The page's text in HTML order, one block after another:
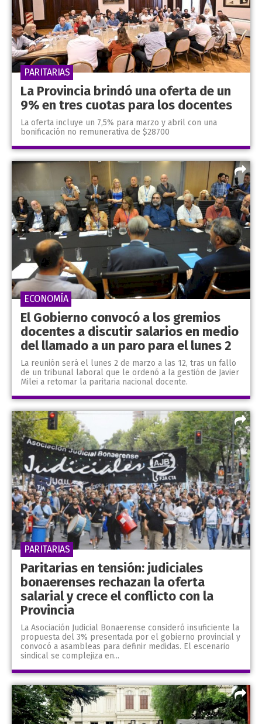
La Provincia brindó una oferta de un
9% en tres cuotas para los docentes
La oferta incluye un 7,5% para marzo y abril con una
bonificación no remunerativa de $28700
PARITARIAS
El Gobierno convocó a los gremios
docentes a discutir salarios en medio
del llamado a un paro para el lunes 2
La reunión será el lunes 2 de marzo a las 12, tras un fallo
de un tribunal laboral que le ordenó a la gestión de Javier
Milei a retomar la paritaria nacional docente.
ECONOMÍA
Paritarias en tensión: judiciales
bonaerenses rechazan la oferta
salarial y crece el conflicto con la
Provincia
La Asociación Judicial Bonaerense consideró insuficiente la
propuesta del 3% presentada por el gobierno provincial y
convocó a asambleas para definir medidas. El escenario
sindical se complejiza en...
PARITARIAS